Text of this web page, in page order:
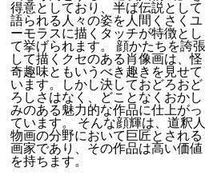
得意としており、半ば伝説として
語られる人々の姿を人間くさくユ
ーモラスに描くタッチが特徴とし
て挙げられます。 顔かたちを誇張
して描くクセのある肖像画は、怪
奇趣味ともいうべき趣きを見せて
います。しかし決しておどろおど
ろしさはなく、どことなくおかし
みのある魅力的な作品に仕上がっ
ています。 そんな顔輝は、道釈人
物画の分野において巨匠とされる
画家であり、その作品は高い価値
を持ちます。